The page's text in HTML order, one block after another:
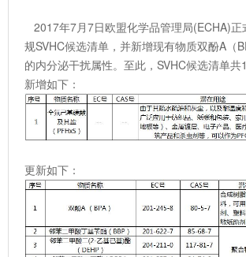
2017年7月7日欧盟化学品管理局(ECHA)正
规SVHC候选清单，并新增现有物质双酚A（
的内分泌干扰属性。至此，SVHC候选清单共
新增如下：
更新如下：